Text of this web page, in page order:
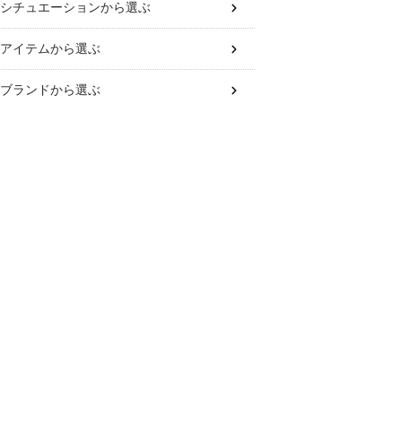
シチュエーションから選ぶ
アイテムから選ぶ
ブランドから選ぶ